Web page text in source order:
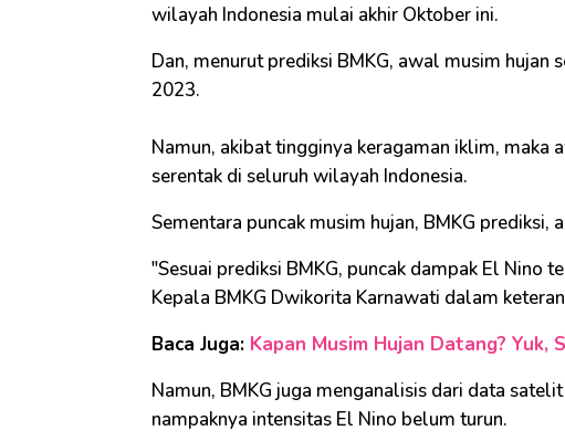
wilayah Indonesia mulai akhir Oktober ini.
Dan, menurut prediksi BMKG, awal musim
2023.
Namun, akibat tingginya keragaman iklim, maka
serentak di seluruh wilayah Indonesia.
Sementara puncak musim hujan, BMKG prediksi,
"Sesuai prediksi BMKG, puncak dampak El Nino
Kepala BMKG Dwikorita Karnawati dalam
Baca Juga: Kapan Musim Hujan Datang? Yuk,
Namun, BMKG juga menganalisis dari data
nampaknya intensitas El Nino belum turun.